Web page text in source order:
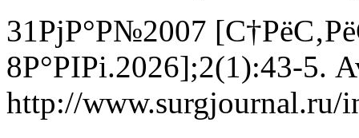
31РјР°Р№2007
8Р°РІРі.2026];2(1):43-5.
http://www.surgjournal.ru/